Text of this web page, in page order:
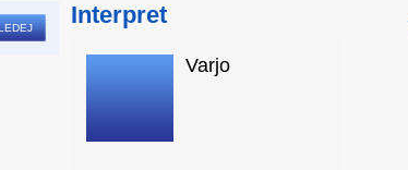
Interpret
Varjo